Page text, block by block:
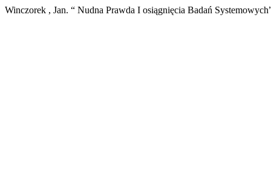
Winczorek , Jan. “ Nudna Prawda I osiągnięcia Badań